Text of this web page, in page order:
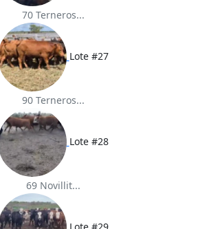
70 Terneros...
Lote #27
90 Terneros...
Lote #28
69 Novillit...